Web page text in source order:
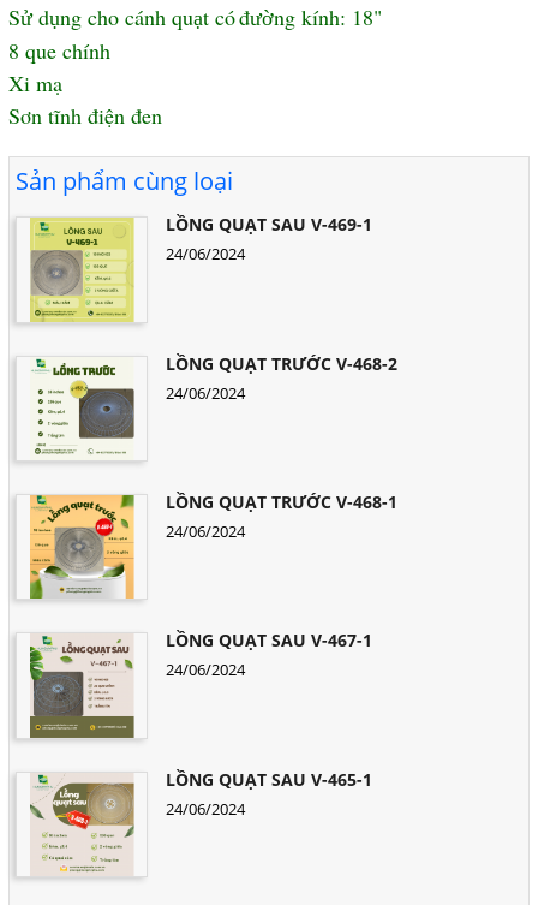
Sửdụng cho cánh quạt cóđường kính: 18"
8 que chính
Xi mạ
Sơn tĩnh điện đen
Sản phẩm cùng loại
LỒNG QUẠT SAU V-469-1
24/06/2024
LỒNG QUẠT TRƯỚC V-468-2
24/06/2024
LỒNG QUẠT TRƯỚC V-468-1
24/06/2024
LỒNG QUẠT SAU V-467-1
24/06/2024
LỒNG QUẠT SAU V-465-1
24/06/2024